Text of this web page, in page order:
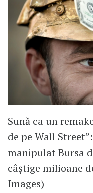
Sună ca un
de pe Wall
manipulat Bursa
câștige milioane
Images)